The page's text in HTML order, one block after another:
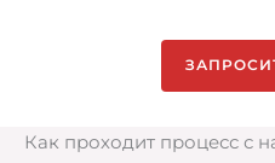
Как проходит процесс с